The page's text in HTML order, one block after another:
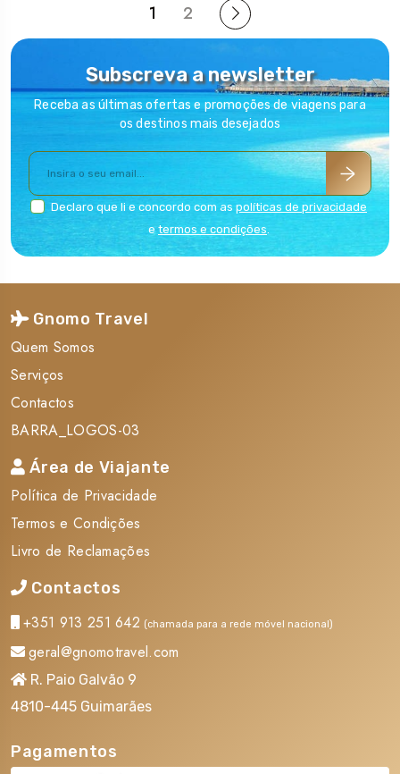
1 2
Subscreva a newsletter
Receba as últimas ofertas e promoções de viagens para
os destinos mais desejados
Declaro que li e concordo com as políticas de privacidade
e termos e condições.
Gnomo Travel
Quem Somos
Serviços
Contactos
BARRA_LOGOS-03
Área de Viajante
Política de Privacidade
Termos e Condições
Livro de Reclamações
Contactos
+351 913 251 642 (chamada para a rede móvel nacional)
geral@gnomotravel.com
R. Paio Galvão 9
4810-445 Guimarães
Pagamentos